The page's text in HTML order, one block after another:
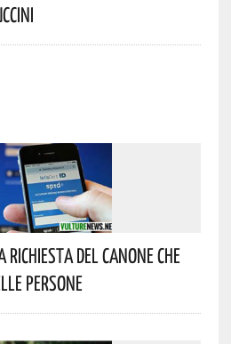
Del Canone Che
Persone